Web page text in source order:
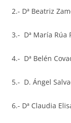
2.- Dª Beatriz
3.- Dª María Rúa
4.- Dª Belén
5.- D. Ángel
6.- Dª Claudia